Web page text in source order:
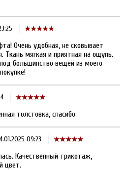
Очень удобная, не сковывает
Ткань мягкая и приятная на ощупь.
большинство вещей из моего
толстовка, спасибо
09:23
Качественный трикотаж,
цвет.